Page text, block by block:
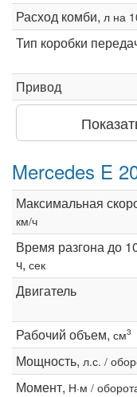
Расход комби, л на
Тип коробки
Привод
Mercedes E
Максимальная
км/ч
Время разгона до
ч, сек
Двигатель
Рабочий объем, см3
Мощность, л.с. /
Момент, Н·м /